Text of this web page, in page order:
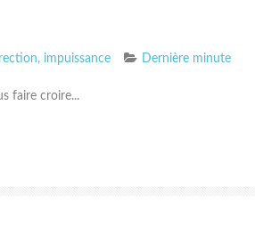
, impuissance Dernière minute
faire croire...